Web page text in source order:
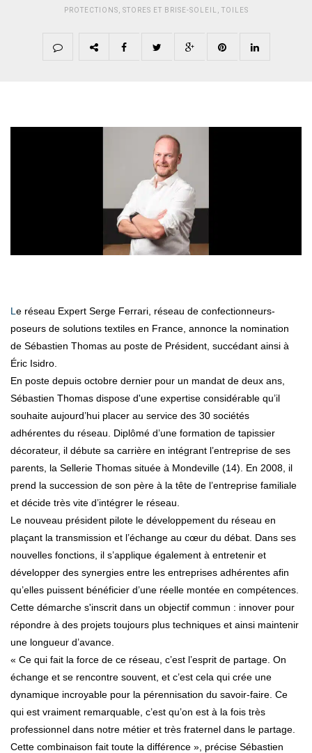
PROTECTIONS STORES ET BRISE-SOLEIL TOILES
Le réseau Expert Serge Ferrari, réseau de confectionneurs-
poseurs de solutions textiles en France, annonce la nomination
de Sébastien Thomas au poste de Président, succédant ainsi à
Éric Isidro.
En poste depuis octobre dernier pour un mandat de deux ans,
Sébastien Thomas dispose d'une expertise considérable qu’il
souhaite aujourd’hui placer au service des 30 sociétés
adhérentes du réseau. Diplômé d’une formation de tapissier
décorateur, il débute sa carrière en intégrant l’entreprise de ses
parents, la Sellerie Thomas située à Mondeville (14). En 2008, il
prend la succession de son père à la tête de l’entreprise familiale
et décide très vite d’intégrer le réseau.
Le nouveau président pilote le développement du réseau en
plaçant la transmission et l’échange au cœur du débat. Dans ses
nouvelles fonctions, il s’applique également à entretenir et
développer des synergies entre les entreprises adhérentes afin
qu’elles puissent bénéficier d’une réelle montée en compétences.
Cette démarche s'inscrit dans un objectif commun : innover pour
répondre à des projets toujours plus techniques et ainsi maintenir
une longueur d’avance.
« Ce qui fait la force de ce réseau, c’est l’esprit de partage. On
échange et se rencontre souvent, et c’est cela qui crée une
dynamique incroyable pour la pérennisation du savoir-faire. Ce
qui est vraiment remarquable, c’est qu’on est à la fois très
professionnel dans notre métier et très fraternel dans le partage.
Cette combinaison fait toute la différence », précise Sébastien